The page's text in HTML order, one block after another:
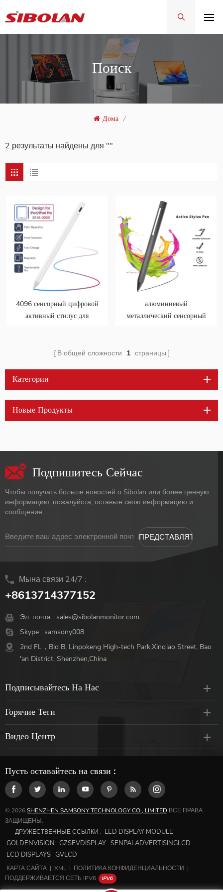
Поиск
Дома /
2 результаты найдены для ""
4096 сенсорный цифровой
активный стилус для
алюминиевый
металлический сенсорный
активный мини умный
В общей сложности 1 страницы
Категории
Новые Продукты
Подпишитесь Сейчас
Чтобы получать больше новостей о Sibolan или более ценную
информацию, пожалуйста, оставьте свою информацию и
сообщение.
Мына связи 24/7 :
+8613714377152
Эл. почта : sales@sibolanmonitor.com
Skype : samsony008
2nd FL，Bld B, Linpokeng High-tech Park,Xinqiao Street, Bao
'an District, Shenzhen,China
Подписывайтесь На Нас
Горячие Теги
Видео Центр
Пусть оставайтесь на связи :
© 2026SHENZHEN SAMSONY TECHNOLOGY CO., LIMITED ВСЕ ПРАВА
ЗАЩИЩЕНЫ.
ДРУЖЕСТВЕННЫЕ ССЫЛКИ : LED DISPLAY MODULE
GOLDENVISION GZSEVDISPLAY SENPALADVERTISINGLCD
LCD DISPLAYS GVLCD
КАРТА САЙТА | XML | ПОЛИТИКА КОНФИДЕНЦИАЛЬНОСТИ |
ПОДДЕРЖИВАЕТСЯ СЕТЬ IPV6